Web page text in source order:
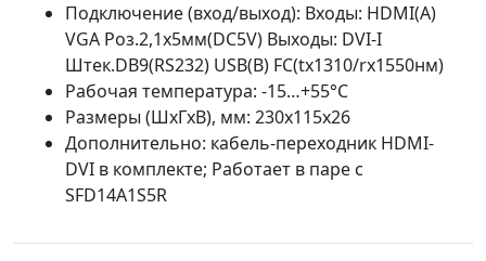
Подключение (вход/выход): Входы: HDMI(A)
VGA Роз.2,1х5мм(DC5V) Выходы: DVI-I
Штек.DB9(RS232) USB(B) FC(tx1310/rx1550нм)
Рабочая температура: -15…+55°С
Размеры (ШхГхВ), мм: 230x115x26
Дополнительно: кабель-переходник HDMI-
DVI в комплекте; Работает в паре с
SFD14A1S5R